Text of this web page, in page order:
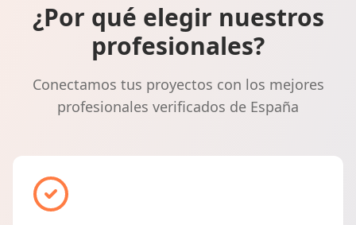
¿Por qué elegir nuestros
profesionales?
Conectamos tus proyectos con los mejores
profesionales verificados de España